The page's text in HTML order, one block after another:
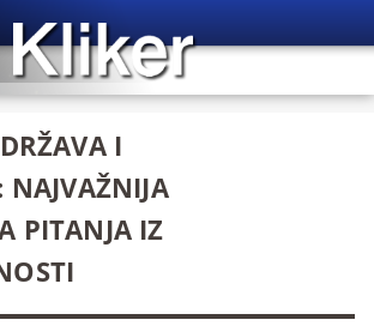
I
NAJVAŽNIJA
PITANJA IZ